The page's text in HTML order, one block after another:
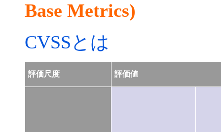
Base Metrics)
CVSSとは
評価尺度 評価値